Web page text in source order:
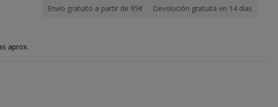
Envío gratuito a partir de 95€ Devolución gratuita en 14 días
aprox.